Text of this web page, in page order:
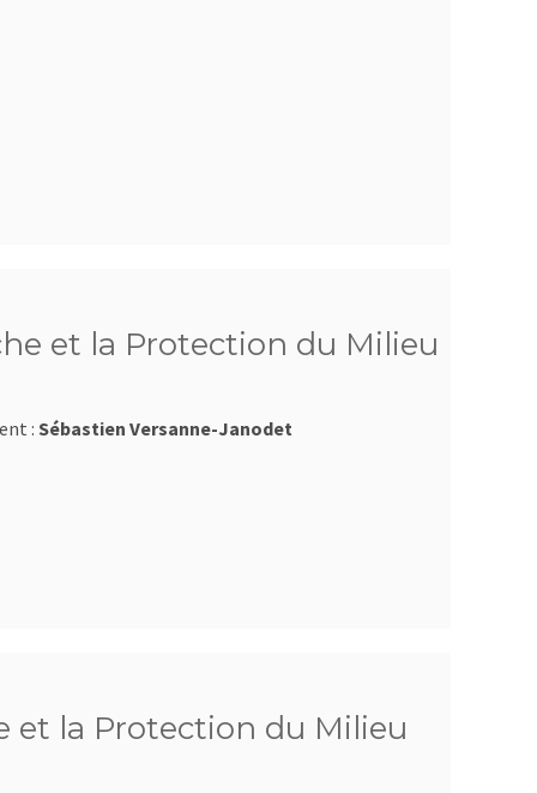
et la Protection du Milieu
: Sébastien Versanne-Janodet
et la Protection du Milieu